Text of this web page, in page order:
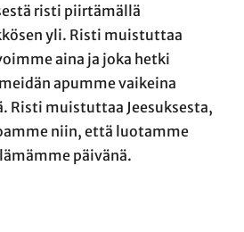
risti piirtämällä
yli. Risti muistuttaa
aina ja joka hetki
apumme vaikeina
Risti muistuttaa Jeesuksesta,
niin, että luotamme
päivänä.